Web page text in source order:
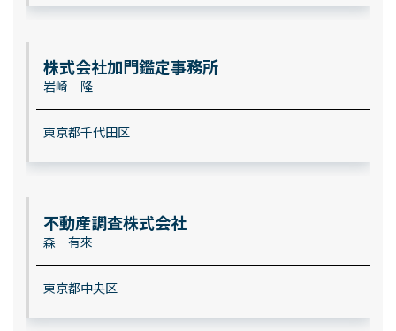
株式会社加門鑑定事務所
岩崎 隆
東京都千代田区
不動産調査株式会社
森 有來
東京都中央区